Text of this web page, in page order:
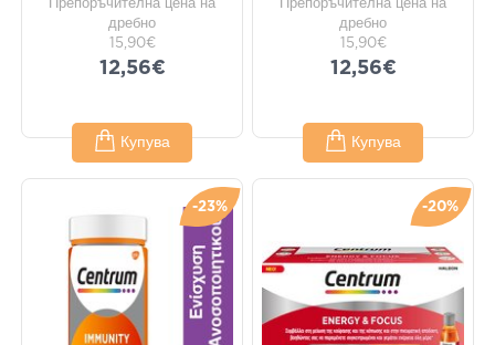
Препоръчителна цена на
дребно
15,90€
12,56€
Купува
Препоръчителна цена на
дребно
15,90€
12,56€
Купува
-23% -20%